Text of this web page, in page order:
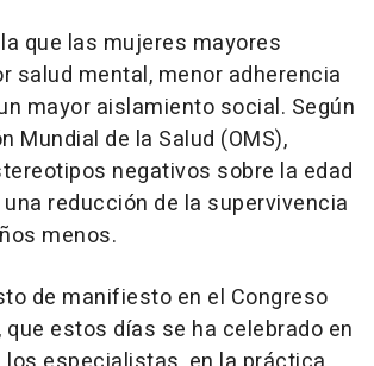
que las mujeres mayores
salud mental, menor adherencia
mayor aislamiento social. Según
Mundial de la Salud (OMS),
negativos sobre la edad
reducción de la supervivencia
menos.
de manifiesto en el Congreso
que estos días se ha celebrado en